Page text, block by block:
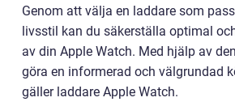
Genom att välja en laddare som
livsstil kan du säkerställa optimal
av din Apple Watch. Med hjälp av
göra en informerad och välgrundad
gäller laddare Apple Watch.